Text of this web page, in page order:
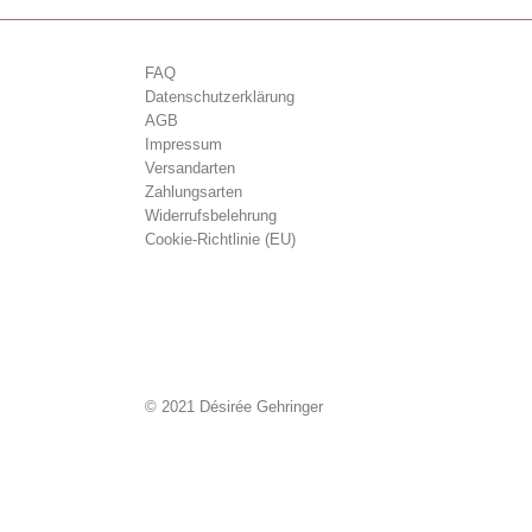
FAQ
Datenschutzerklärung
AGB
Impressum
Versandarten
Zahlungsarten
Widerrufsbelehrung
Cookie-Richtlinie (EU)
© 2021 Désirée Gehringer